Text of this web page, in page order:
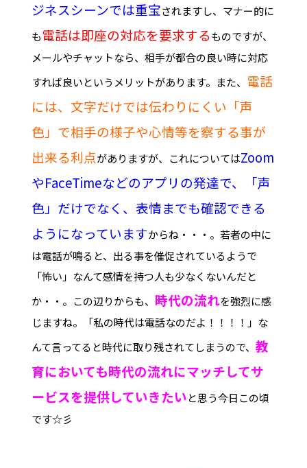
ジネスシーンでは重宝されますし、マナー的に
も電話は即座の対応を要求するものですが、
メールやチャットなら、相手が都合の良い時に対応
すれば良いというメリットがあります。また、 電話
には、文字だけでは伝わりにくい「声
色」で相手の様子や心情等を察する事が
出来る利点がありますが、これについてはZoom
やFaceTimeなどのアプリの発達で、「声
色」だけでなく、表情までも確認できる
ようになっていますからね・・・。若者の中に
は電話が鳴ると、出る事を催促されているようで
「怖い」なんて感情を持つ人も少なくないんだと
か・・。この辺りからも、 時代の流れを強烈に感
じますね。「私の時代は電話なのだよ！！！！」な
んて言ってると時代に取り残されてしまうので、 教
育においても時代の流れにマッチしてサ
ービスを提供していきたいと思う今日この頃
です☆彡